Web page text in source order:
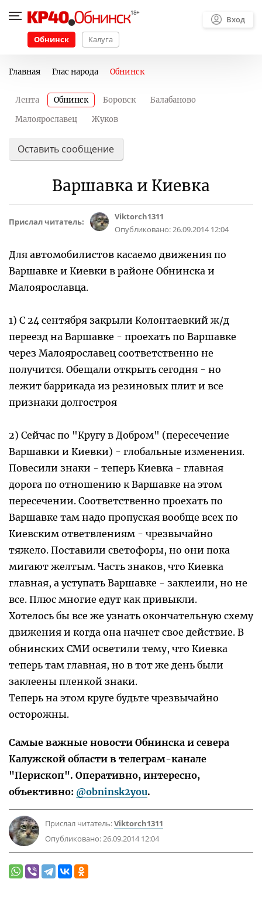
Обнинск Калуга
Вход
Главная Глас народа Обнинск
Лента Обнинск Боровск
Балабаново
Малоярославец
Жуков
Оставить сообщение
Варшавка и Киевка
Прислал читатель:
Viktorch1311
Опубликовано:26.09.2014 12:04
Для автомобилистов касаемо движения по
Варшавке и Киевки в районе Обнинска и
Малоярославца.
1) С 24 сентября закрыли Колонтаевкий ж/д
переезд на Варшавке - проехать по Варшавке
через Малоярославец соответственно не
получится. Обещали открыть сегодня - но
лежит баррикада из резиновых плит и все
признаки долгостроя
2) Сейчас по "Кругу в Добром" (пересечение
Варшавки и Киевки) - глобальные изменения.
Повесили знаки - теперь Киевка - главная
дорога по отношению к Варшавке на этом
пересечении. Соответственно проехать по
Варшавке там надо пропуская вообще всех по
Киевским ответвлениям - чрезвычайно
тяжело. Поставили светофоры, но они пока
мигают желтым. Часть знаков, что Киевка
главная, а уступать Варшавке - заклеили, но не
все. Плюс многие едут как привыкли.
Хотелось бы все же узнать окончательную схему
движения и когда она начнет свое действие. В
обнинских СМИ осветили тему, что Киевка
теперь там главная, но в тот же день были
заклеены пленкой знаки.
Теперь на этом круге будьте чрезвычайно
осторожны.
Самые важные новости Обнинска и севера
Калужской области в телеграм-канале
"Перископ". Оперативно, интересно,
объективно: @obninsk2you.
Прислал читатель:Viktorch1311
Опубликовано:26.09.2014 12:04